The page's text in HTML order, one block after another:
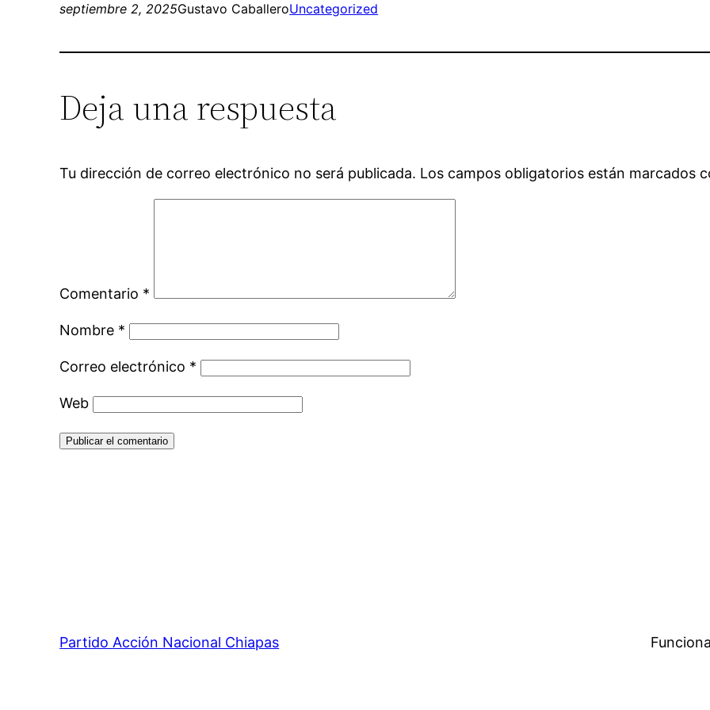
septiembre 2, 2025Gustavo CaballeroUncategorized
Deja una respuesta
Tu dirección de correo electrónico no será publicada. Los campos obligatorios están marcados
Comentario *
Nombre *
Correo electrónico *
Web
Partido Acción Nacional Chiapas